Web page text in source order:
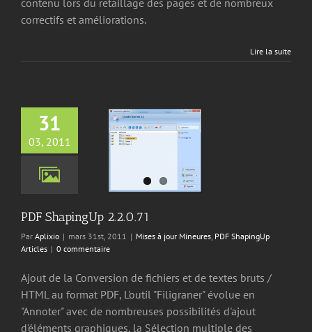
contenu lors du retaillage des pages et de nombreux
correctifs et améliorations.
Lire la suite
31
03, 2011
2.2.0.71
Mineures PDF
Articles
PDF ShapingUp 2.2.0.71
Par Aplixio | mars 31st, 2011 | Mises à jour Mineures, PDF ShapingUp
Articles | 0 commentaire
Ajout de la Conversion de fichiers et de textes bruts /
HTML au format PDF, L'outil "Filigraner" évolue en
"Annoter" avec de nombreuses possibilités d'ajout
d'éléments graphiques, la Sélection multiple des